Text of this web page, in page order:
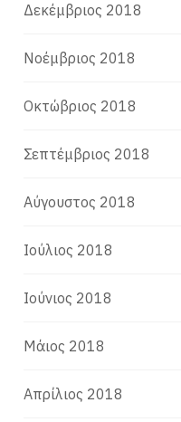
Δεκέμβριος 2018
Νοέμβριος 2018
Οκτώβριος 2018
Σεπτέμβριος 2018
Αύγουστος 2018
Ιούλιος 2018
Ιούνιος 2018
Μάιος 2018
Απρίλιος 2018